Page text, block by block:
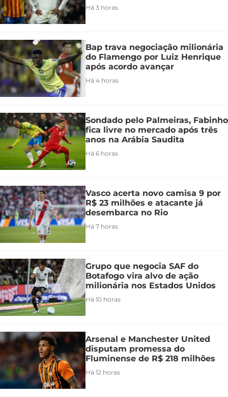
Há 3 horas
Bap trava negociação milionária
do Flamengo por Luiz Henrique
após acordo avançar
Há 4 horas
Sondado pelo Palmeiras, Fabinho
fica livre no mercado após três
anos na Arábia Saudita
Há 6 horas
Vasco acerta novo camisa 9 por
R$ 23 milhões e atacante já
desembarca no Rio
Há 7 horas
Grupo que negocia SAF do
Botafogo vira alvo de ação
milionária nos Estados Unidos
Há 10 horas
Arsenal e Manchester United
disputam promessa do
Fluminense de R$ 218 milhões
Há 12 horas